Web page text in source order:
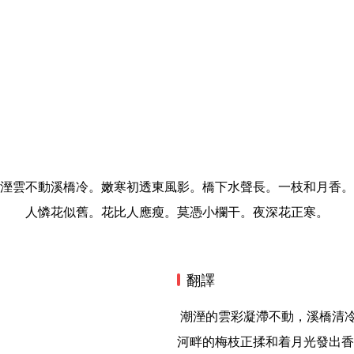
溼雲不動溪橋冷。嫩寒初透東風影。橋下水聲長。一枝和月香。
人憐花似舊。花比人應瘦。莫憑小欄干。夜深花正寒。
翻譯
河畔的梅枝正揉和着月光發出